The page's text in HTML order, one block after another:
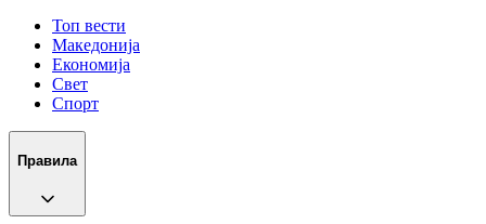
Топ вести
Македонија
Економија
Свет
Спорт
Правила